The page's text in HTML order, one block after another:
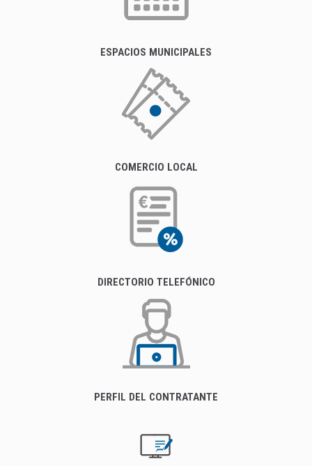
ESPACIOS MUNICIPALES
COMERCIO LOCAL
DIRECTORIO TELEFÓNICO
PERFIL DEL CONTRATANTE